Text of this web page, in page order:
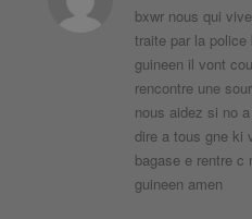
bxwr nous qui
traite par la
guineen il vont
rencontre une
nous aidez si no
dire a tous gne ki
bagase e rentre
guineen amen